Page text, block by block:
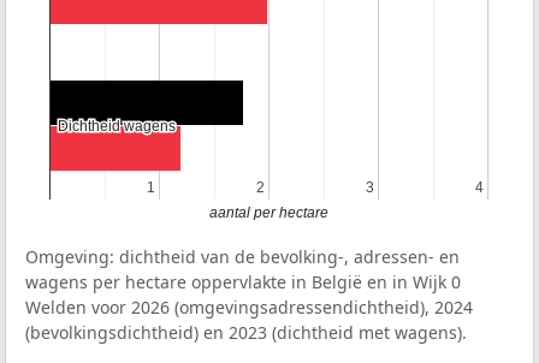
1
1 2
2 3
3 4
4
Dichtheid wagens
Dichtheid wagens
aantal per hectare
Omgeving: dichtheid van de bevolking-, adressen- en
wagens per hectare oppervlakte in België en in Wijk 0
Welden voor 2026 (omgevingsadressendichtheid), 2024
(bevolkingsdichtheid) en 2023 (dichtheid met wagens).